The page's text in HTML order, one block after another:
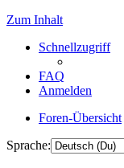
Zum Inhalt
Schnellzugriff
FAQ
Anmelden
Foren-Übersicht
Sprache: